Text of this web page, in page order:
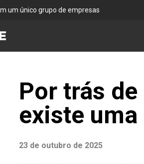
um único grupo de empresas
Por trás
existe
23 de outubro de 2025